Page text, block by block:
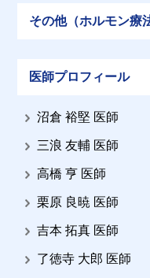
その他（ホルモン療
医師プロフィール
沼倉 裕堅 医師
三浪 友輔 医師
高橋 亨 医師
栗原 良暁 医師
吉本 拓真 医師
了徳寺 大郎 医師